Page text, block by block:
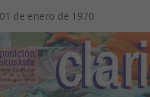
01 de enero de 1970